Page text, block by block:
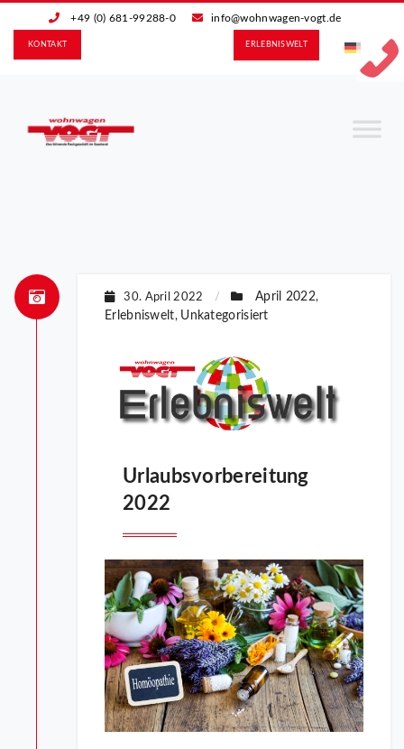
+49 (0) 681-99288-0 info@wohnwagen-vogt.de
ERLEBNIS­WELT
KONTAKT
30. April 2022 / April 2022,
Erlebniswelt, Unkategorisiert
Urlaubsvorbereitung
2022